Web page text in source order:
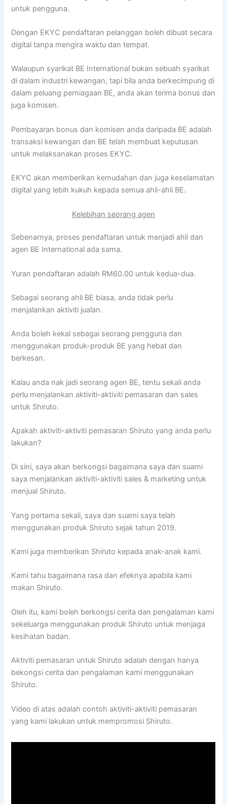
untuk pengguna.
Dengan EKYC pendaftaran pelanggan boleh dibuat secara
digital tanpa mengira waktu dan tempat.
Walaupun syarikat BE International bukan sebuah syarikat
di dalam industri kewangan, tapi bila anda berkecimpung di
dalam peluang perniagaan BE, anda akan terima bonus dan
juga komisen.
Pembayaran bonus dan komisen anda daripada BE adalah
transaksi kewangan dan BE telah membuat keputusan
untuk melaksanakan proses EKYC.
EKYC akan memberikan kemudahan dan juga keselamatan
digital yang lebih kukuh kepada semua ahli-ahli BE.
Kelebihan seorang agen
Sebenarnya, proses pendaftaran untuk menjadi ahli dan
agen BE International ada sama.
Yuran pendaftaran adalah RM60.00 untuk kedua-dua.
Sebagai seorang ahli BE biasa, anda tidak perlu
menjalankan aktiviti jualan.
Anda boleh kekal sebagai seorang pengguna dan
menggunakan produk-produk BE yang hebat dan
berkesan.
Kalau anda nak jadi seorang agen BE, tentu sekali anda
perlu menjalankan aktiviti-aktiviti pemasaran dan sales
untuk Shiruto.
Apakah aktiviti-aktiviti pemasaran Shiruto yang anda perlu
lakukan?
Di sini, saya akan berkongsi bagaimana saya dan suami
saya menjalankan aktiviti-aktiviti sales & marketing untuk
menjual Shiruto.
Yang pertama sekali, saya dan suami saya telah
menggunakan produk Shiruto sejak tahun 2019.
Kami juga memberikan Shiruto kepada anak-anak kami.
Kami tahu bagaimana rasa dan efeknya apabila kami
makan Shiruto.
Oleh itu, kami boleh berkongsi cerita dan pengalaman kami
sekeluarga menggunakan produk Shiruto untuk menjaga
kesihatan badan.
Aktiviti pemasaran untuk Shiruto adalah dengan hanya
bekongsi cerita dan pengalaman kami menggunakan
Shiruto.
Video di atas adalah contoh aktiviti-aktiviti pemasaran
yang kami lakukan untuk mempromosi Shiruto.